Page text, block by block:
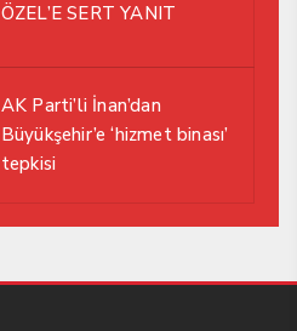
ÖZEL’E SERT YANIT
AK Parti’li İnan’dan
Büyükşehir’e ‘hizmet binası’
tepkisi